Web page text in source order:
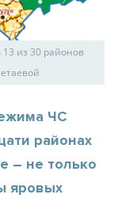
из 30 районов
ЧС
районах
– не только
яровых